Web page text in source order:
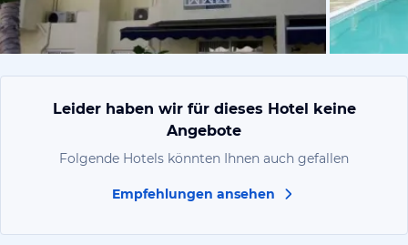
vom
Leider haben wir für dieses Hotel keine
Angebote
Folgende Hotels könnten Ihnen auch gefallen
Empfehlungen ansehen